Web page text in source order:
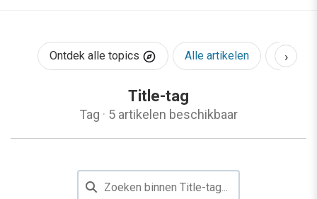
Ontdek alle topics Alle artikelen AI &
›
Title-tag
Tag · 5 artikelen beschikbaar